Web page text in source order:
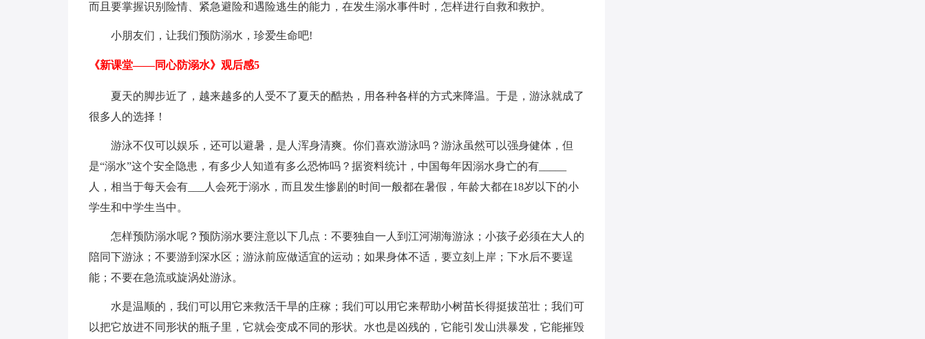
而且要掌握识别险情、紧急避险和遇险逃生的能力，在发生溺水事件时，怎样进行自救和救护。
小朋友们，让我们预防溺水，珍爱生命吧!
《新课堂——同心防溺水》观后感5
夏天的脚步近了，越来越多的人受不了夏天的酷热，用各种各样的方式来降温。于是，游泳就成了
很多人的选择！
游泳不仅可以娱乐，还可以避暑，是人浑身清爽。你们喜欢游泳吗？游泳虽然可以强身健体，但
是“溺水”这个安全隐患，有多少人知道有多么恐怖吗？据资料统计，中国每年因溺水身亡的有_____
人，相当于每天会有___人会死于溺水，而且发生惨剧的时间一般都在暑假，年龄大都在18岁以下的小
学生和中学生当中。
怎样预防溺水呢？预防溺水要注意以下几点：不要独自一人到江河湖海游泳；小孩子必须在大人的
陪同下游泳；不要游到深水区；游泳前应做适宜的运动；如果身体不适，要立刻上岸；下水后不要逞
能；不要在急流或旋涡处游泳。
水是温顺的，我们可以用它来救活干旱的庄稼；我们可以用它来帮助小树苗长得挺拔茁壮；我们可
以把它放进不同形状的瓶子里，它就会变成不同的形状。水也是凶残的，它能引发山洪暴发，它能摧毁